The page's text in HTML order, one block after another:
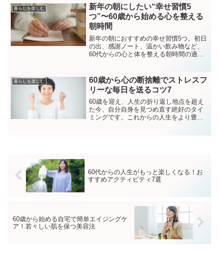
心身の健康だけでなく、人生の豊かさを
感じるためにも重要です...
暮らしを楽しむ
新年の朝にしたい“幸せ習慣5
つ”〜60歳から始める心を整える
朝時間
新年の朝におすすめの幸せ習慣5つ。初日
の出、感謝ノート、温かい飲み物など、
60代からの心と体を整える朝時間の過ご
暮らしを楽しむ
60歳から心の断捨離でストレスフ
リーな毎日を送るコツ7
60歳を迎え、人生の折り返し地点を超え
た今、自分自身を見つめ直す絶好のタイ
ミングです。これからの人生をより豊か
60代からの人生がもっと楽しくなる！お
すすめアクティビティ7選
60歳から始める自宅で簡単エイジングケ
ア！若々しい肌を保つ美容法